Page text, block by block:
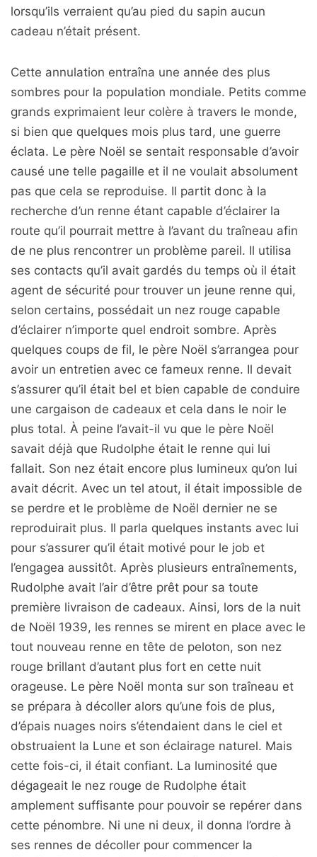
lorsqu’ils verraient qu’au pied du sapin aucun
cadeau n’était présent.
Cette annulation entraîna une année des plus
sombres pour la population mondiale. Petits comme
grands exprimaient leur colère à travers le monde,
si bien que quelques mois plus tard, une guerre
éclata. Le père Noël se sentait responsable d’avoir
causé une telle pagaille et il ne voulait absolument
pas que cela se reproduise. Il partit donc à la
recherche d’un renne étant capable d’éclairer la
route qu’il pourrait mettre à l’avant du traîneau afin
de ne plus rencontrer un problème pareil. Il utilisa
ses contacts qu’il avait gardés du temps où il était
agent de sécurité pour trouver un jeune renne qui,
selon certains, possédait un nez rouge capable
d’éclairer n’importe quel endroit sombre. Après
quelques coups de fil, le père Noël s’arrangea pour
avoir un entretien avec ce fameux renne. Il devait
s’assurer qu’il était bel et bien capable de conduire
une cargaison de cadeaux et cela dans le noir le
plus total. À peine l’avait-il vu que le père Noël
savait déjà que Rudolphe était le renne qui lui
fallait. Son nez était encore plus lumineux qu’on lui
avait décrit. Avec un tel atout, il était impossible de
se perdre et le problème de Noël dernier ne se
reproduirait plus. Il parla quelques instants avec lui
pour s’assurer qu’il était motivé pour le job et
l’engagea aussitôt. Après plusieurs entraînements,
Rudolphe avait l’air d’être prêt pour sa toute
première livraison de cadeaux. Ainsi, lors de la nuit
de Noël 1939, les rennes se mirent en place avec le
tout nouveau renne en tête de peloton, son nez
rouge brillant d’autant plus fort en cette nuit
orageuse. Le père Noël monta sur son traîneau et
se prépara à décoller alors qu’une fois de plus,
d’épais nuages noirs s’étendaient dans le ciel et
obstruaient la Lune et son éclairage naturel. Mais
cette fois-ci, il était confiant. La luminosité que
dégageait le nez rouge de Rudolphe était
amplement suffisante pour pouvoir se repérer dans
cette pénombre. Ni une ni deux, il donna l’ordre à
ses rennes de décoller pour commencer la